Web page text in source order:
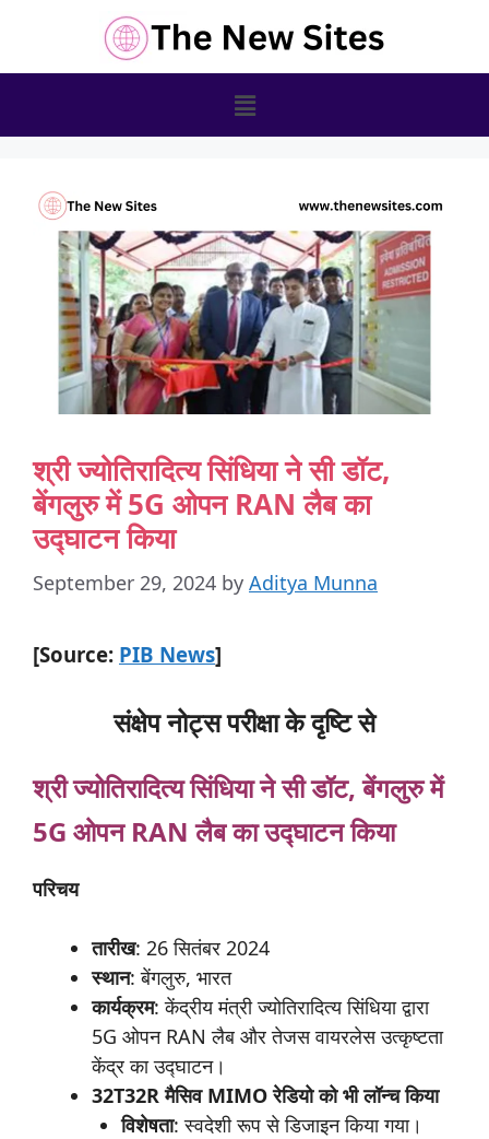
श्री ज्योतिरादित्य सिंधिया ने सी डॉट,
बेंगलुरु में 5G ओपन RAN लैब का
उद्घाटन किया
September 29, 2024 by Aditya Munna
[Source: PIB News]
संक्षेप नोट्स परीक्षा के दृष्टि से
श्री ज्योतिरादित्य सिंधिया ने सी डॉट, बेंगलुरु में
5G ओपन RAN लैब का उद्घाटन किया
परिचय
तारीख: 26 सितंबर 2024
स्थान: बेंगलुरु, भारत
कार्यक्रम: केंद्रीय मंत्री ज्योतिरादित्य सिंधिया द्वारा
5G ओपन RAN लैब और तेजस वायरलेस उत्कृष्टता
केंद्र का उद्घाटन।
32T32Rमैसिव MIMO रेडियो को भी लॉन्च किया
विशेषता: स्वदेशी रूप से डिजाइन किया गया।